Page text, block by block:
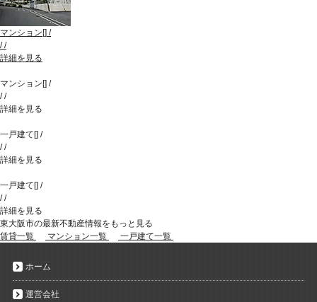
マンション [] /
//
詳細を見る
マンション [] /
//
詳細を見る
一戸建て [] /
//
詳細を見る
一戸建て [] /
//
詳細を見る
東大阪市の最新不動産情報をもっと見る
賃貸一覧
マンション一覧 一戸建て一覧
ホーム
運営会社